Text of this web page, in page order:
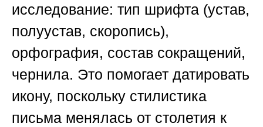
исследование: тип шрифта (устав,
полуустав, скоропись),
орфография, состав сокращений,
чернила. Это помогает датировать
икону, поскольку стилистика
письма менялась от столетия к